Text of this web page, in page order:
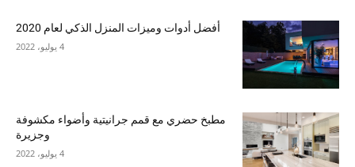
أفضل أدوات وميزات المنزل الذكي لعام 2020
4 يوليو، 2022
مطبخ حضري مع قمم جرانيتية وأضواء مكشوفة
وجزيرة
4 يوليو، 2022